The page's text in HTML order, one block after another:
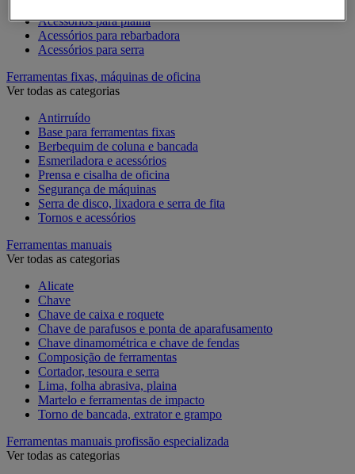
Acessórios para plaina
Acessórios para rebarbadora
Acessórios para serra
Ferramentas fixas, máquinas de oficina
Ver todas as categorias
Antirruído
Base para ferramentas fixas
Berbequim de coluna e bancada
Esmeriladora e acessórios
Prensa e cisalha de oficina
Segurança de máquinas
Serra de disco, lixadora e serra de fita
Tornos e acessórios
Ferramentas manuais
Ver todas as categorias
Alicate
Chave
Chave de caixa e roquete
Chave de parafusos e ponta de aparafusamento
Chave dinamométrica e chave de fendas
Composição de ferramentas
Cortador, tesoura e serra
Lima, folha abrasiva, plaina
Martelo e ferramentas de impacto
Torno de bancada, extrator e grampo
Ferramentas manuais profissão especializada
Ver todas as categorias